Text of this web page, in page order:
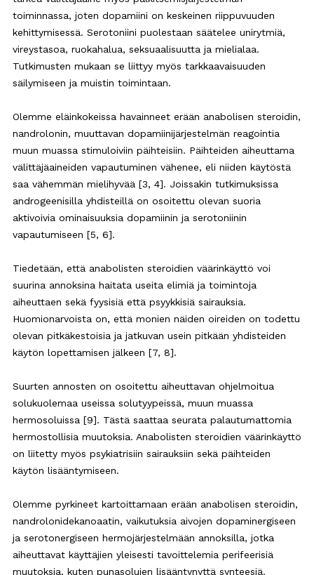
toiminnassa, joten dopamiini on keskeinen riippuvuuden
kehittymisessä. Serotoniini puolestaan säätelee unirytmiä,
vireystasoa, ruokahalua, seksuaalisuutta ja mielialaa.
Tutkimusten mukaan se liittyy myös tarkkaavaisuuden
säilymiseen ja muistin toimintaan.
Olemme eläinkokeissa havainneet erään anabolisen steroidin,
nandrolonin, muuttavan dopamiinijärjestelmän reagointia
muun muassa stimuloiviin päihteisiin. Päihteiden aiheuttama
välittäjäaineiden vapautuminen vähenee, eli niiden käytöstä
saa vähemmän mielihyvää [3, 4]. Joissakin tutkimuksissa
androgeenisilla yhdisteillä on osoitettu olevan suoria
aktivoivia ominaisuuksia dopamiinin ja serotoniinin
vapautumiseen [5, 6].
Tiedetään, että anabolisten steroidien väärinkäyttö voi
suurina annoksina haitata useita elimiä ja toimintoja
aiheuttaen sekä fyysisiä että psyykkisiä sairauksia.
Huomionarvoista on, että monien näiden oireiden on todettu
olevan pitkäkestoisia ja jatkuvan usein pitkään yhdisteiden
käytön lopettamisen jälkeen [7, 8].
Suurten annosten on osoitettu aiheuttavan ohjelmoitua
solukuolemaa useissa solutyypeissä, muun muassa
hermosoluissa [9]. Tästä saattaa seurata palautumattomia
hermostollisia muutoksia. Anabolisten steroidien väärinkäyttö
on liitetty myös psykiatrisiin sairauksiin sekä päihteiden
käytön lisääntymiseen.
Olemme pyrkineet kartoittamaan erään anabolisen steroidin,
nandrolonidekanoaatin, vaikutuksia aivojen dopaminergiseen
ja serotonergiseen hermojärjestelmään annoksilla, jotka
aiheuttavat käyttäjien yleisesti tavoittelemia perifeerisiä
muutoksia, kuten punasolujen lisääntynyttä synteesiä.